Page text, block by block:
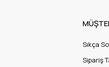
Sıkça
Sipariş